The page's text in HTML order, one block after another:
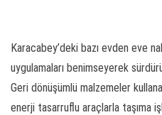
Karacabey’deki bazı evden eve
uygulamaları benimseyerek
Geri dönüşümlü malzemeler
enerji tasarruflu araçlarla taşıma